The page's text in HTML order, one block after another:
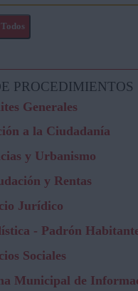
PROCEDIMIENTOS
Generales
a la Ciudadanía
y Urbanismo
y Rentas
Jurídico
- Padrón
Sociales
Municipal de